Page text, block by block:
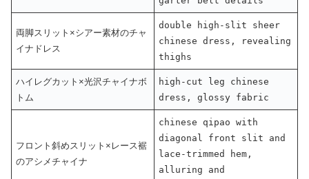
両脚スリット×シアー素材のチャ
イナドレス
double high-slit sheer
chinese dress, revealing
thighs
ハイレグカット×光沢チャイナボ
トム
high-cut leg chinese
dress, glossy fabric
フロント斜めスリット×レース裾
のアシメチャイナ
chinese qipao with
diagonal front slit and
lace-trimmed hem,
alluring and